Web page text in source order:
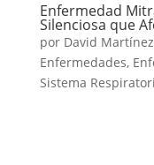
Enfermedad
Silenciosa que
por David
Enfermedades,
Sistema